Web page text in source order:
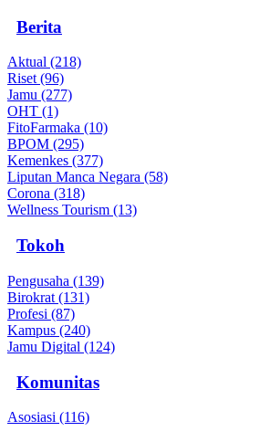
Berita
Aktual (218)
Riset (96)
Jamu (277)
OHT (1)
FitoFarmaka (10)
BPOM (295)
Kemenkes (377)
Liputan Manca Negara (58)
Corona (318)
Wellness Tourism (13)
Tokoh
Pengusaha (139)
Birokrat (131)
Profesi (87)
Kampus (240)
Jamu Digital (124)
Komunitas
Asosiasi (116)